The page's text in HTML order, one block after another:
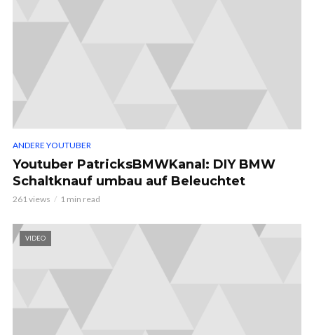
ANDERE YOUTUBER
Youtuber PatricksBMWKanal: DIY BMW
Schaltknauf umbau auf Beleuchtet
261 views 1 min read
VIDEO